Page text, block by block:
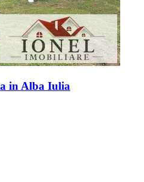
in Alba Iulia